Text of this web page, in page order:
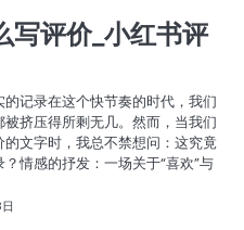
写评价_小红书评
记录在这个快节奏的时代，我们
挤压得所剩无几。然而，当我们
文字时，我总不禁想问：这究竟
情感的抒发：一场关于“喜欢”与